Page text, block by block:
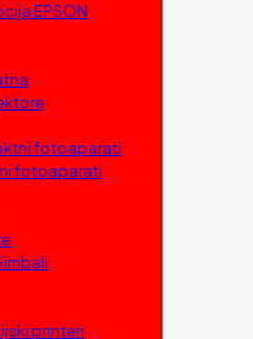
EPSON
fotoaparati
fotoaparati
printeri